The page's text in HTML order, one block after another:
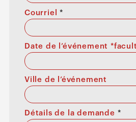
Courriel*
Date de l’événement
Ville de l’événement
Détails de la demande *